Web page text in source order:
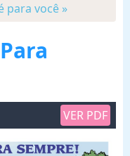
para você »
VER PDF